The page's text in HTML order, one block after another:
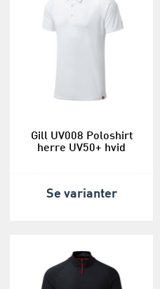
Gill UV008 Poloshirt
herre UV50+ hvid
Se varianter